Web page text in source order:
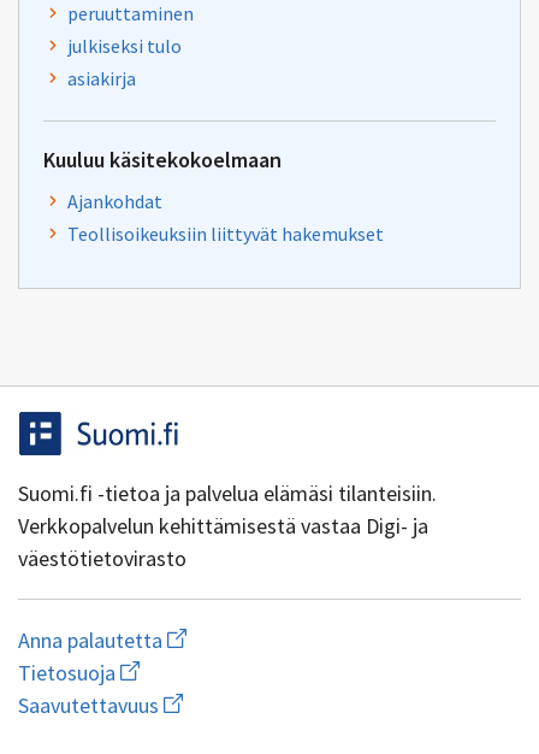
peruuttaminen
julkiseksi tulo
asiakirja
Kuuluu käsitekokoelmaan
Ajankohdat
Teollisoikeuksiin liittyvät hakemukset
Suomi.fi -tietoa ja palvelua elämäsi tilanteisiin.
Verkkopalvelun kehittämisestä vastaa Digi- ja
väestötietovirasto
Anna palautetta Aloita
uuden
kirjoitus
osoitteeseen
Tietosuoja Avaa
linkki
uuteen
Saavutettavuus Avaa
linkki